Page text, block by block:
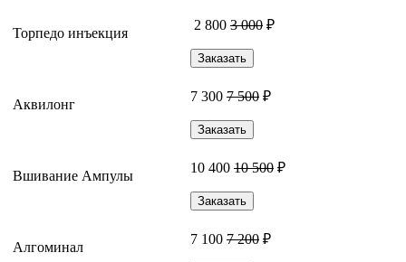
Торпедо инъекция
2 800 3 000 ₽
Заказать
Аквилонг
7 300 7 500 ₽
Заказать
Вшивание Ампулы
10 400 10 500 ₽
Заказать
Алгоминал
7 100 7 200 ₽